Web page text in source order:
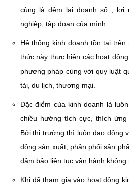
cùng là đêm lại doanh số , lợi
nghiệp, tập đoạn của mình...
Hệ thống kinh doanh tồn tại
thức này thực hiện các hoạt
phương pháp cùng với quy luật
tải, du lịch, thương mại.
Đặc điểm của kinh doanh là
chiều hướng tích cực, thích
Bởi thị trường thì luôn dao động
động sản xuất, phân phối sản
đảm bảo liên tục vận hành không
Khi đã tham gia vào hoạt động